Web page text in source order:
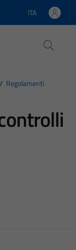
Lingua attiva:
ITA
/ Regolamenti